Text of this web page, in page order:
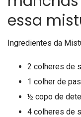
essa
Ingredientes da
2 colheres de
1 colher de
½ copo de
4 colheres de